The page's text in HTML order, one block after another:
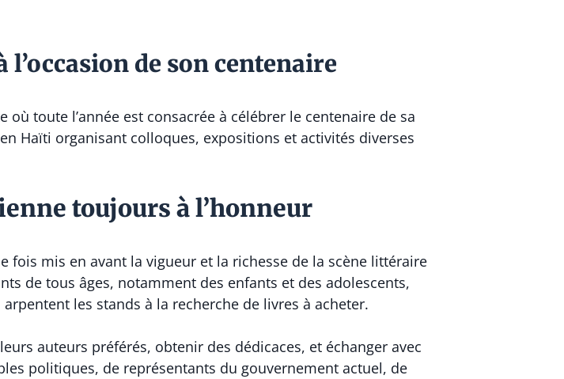
de son centenaire
toute l’année est consacrée à célébrer le centenaire de sa
Haïti organisant colloques, expositions et activités diverses
toujours à l’honneur
fois mis en avant la vigueur et la richesse de la scène littéraire
de tous âges, notamment des enfants et des adolescents,
les stands à la recherche de livres à acheter.
auteurs préférés, obtenir des dédicaces, et échanger avec
politiques, de représentants du gouvernement actuel, de